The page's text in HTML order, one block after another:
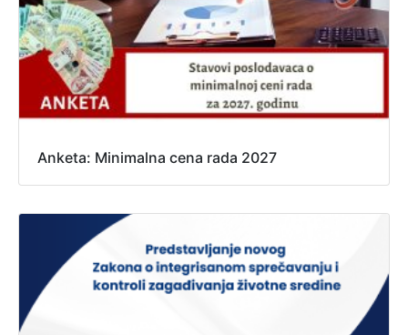
Anketa: Minimalna cena rada 2027